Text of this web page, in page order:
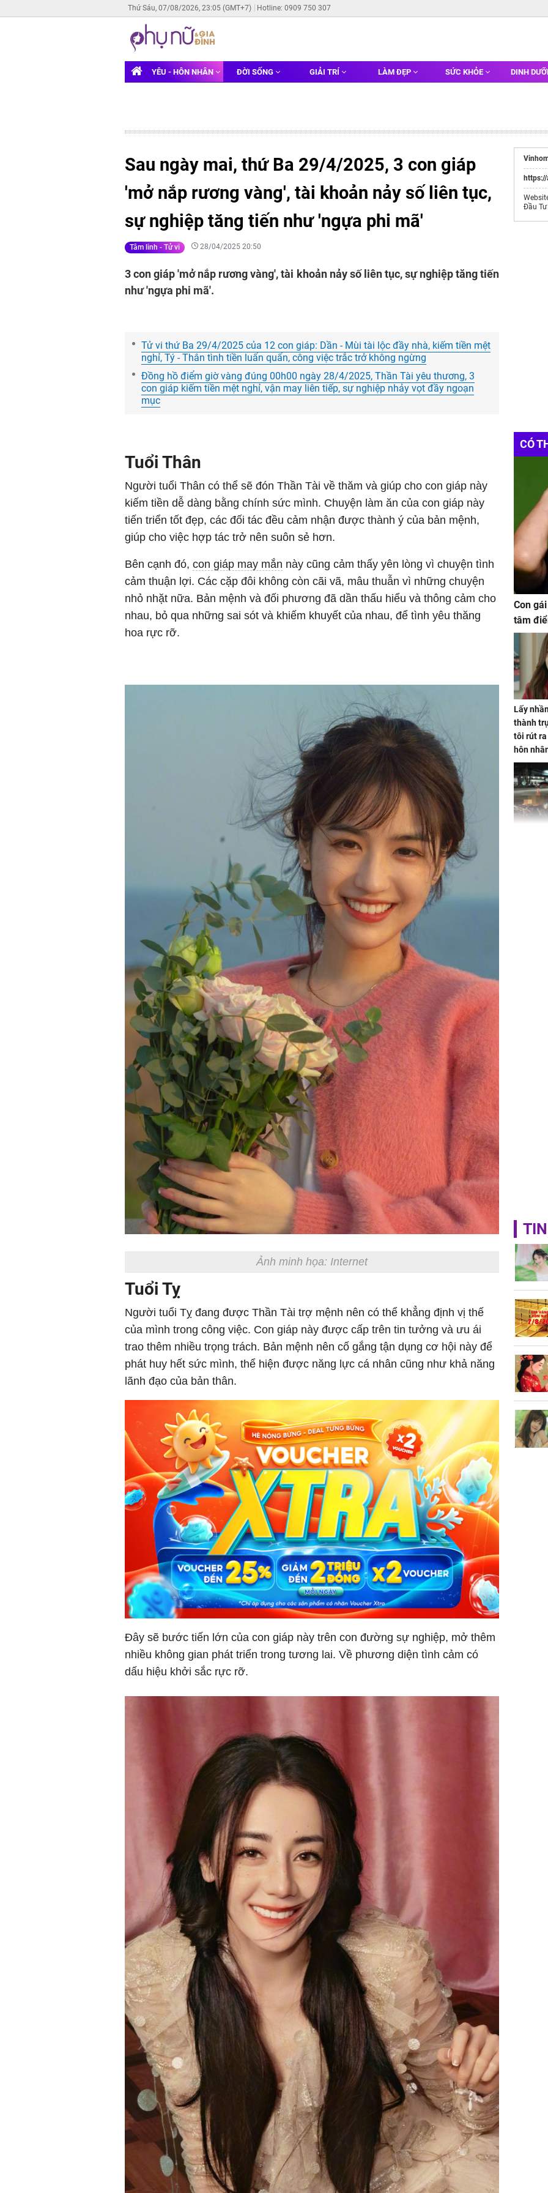
Thứ Sáu, 07/08/2026, 23:05 (GMT+7) Hotline: 0909 750 307
YÊU - HÔN NHÂN ĐỜI SỐNG GIẢI TRÍ LÀM ĐẸP SỨC KHỎE DINH
Sau ngày mai, thứ Ba 29/4/2025, 3 con giáp
'mở nắp rương vàng', tài khoản nảy số liên tục,
sự nghiệp tăng tiến như 'ngựa phi mã'
Tâm linh - Tử vi 28/04/2025 20:50
3 con giáp 'mở nắp rương vàng', tài khoản nảy số liên tục, sự nghiệp tăng tiến
như 'ngựa phi mã'.
Tử vi thứ Ba 29/4/2025 của 12 con giáp: Dần - Mùi tài lộc đầy nhà, kiếm tiền mệt
nghỉ, Tý - Thân tình tiền luẩn quẩn, công việc trắc trở không ngừng
Đồng hồ điểm giờ vàng đúng 00h00 ngày 28/4/2025, Thần Tài yêu thương, 3
con giáp kiếm tiền mệt nghỉ, vận may liên tiếp, sự nghiệp nhảy vọt đầy ngoạn
mục
Tuổi Thân
Người tuổi Thân có thể sẽ đón Thần Tài về thăm và giúp cho con giáp này
kiếm tiền dễ dàng bằng chính sức mình. Chuyện làm ăn của con giáp này
tiến triển tốt đẹp, các đối tác đều cảm nhận được thành ý của bản mệnh,
giúp cho việc hợp tác trở nên suôn sẻ hơn.
Bên cạnh đó, con giáp may mắn này cũng cảm thấy yên lòng vì chuyện tình
cảm thuận lợi. Các cặp đôi không còn cãi vã, mâu thuẫn vì những chuyện
nhỏ nhặt nữa. Bản mệnh và đối phương đã dần thấu hiểu và thông cảm cho
nhau, bỏ qua những sai sót và khiếm khuyết của nhau, để tình yêu thăng
hoa rực rỡ.
Ảnh minh họa: Internet
Tuổi Tỵ
Người tuổi Tỵ đang được Thần Tài trợ mệnh nên có thể khẳng định vị thế
của mình trong công việc. Con giáp này được cấp trên tin tưởng và ưu ái
trao thêm nhiều trọng trách. Bản mệnh nên cố gắng tận dụng cơ hội này để
phát huy hết sức mình, thể hiện được năng lực cá nhân cũng như khả năng
lãnh đạo của bản thân.
Đây sẽ bước tiến lớn của con giáp này trên con đường sự nghiệp, mở thêm
nhiều không gian phát triển trong tương lai. Về phương diện tình cảm có
dấu hiệu khởi sắc rực rỡ.
https://
Đầu Tư
CÓ
Con
tâm
Lấy
thành
tôi rút ra
hôn